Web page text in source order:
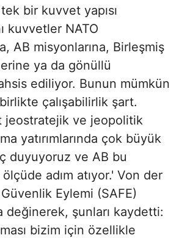
bir kuvvet yapısı
kuvvetler NATO
AB misyonlarına, Birleşmiş
ya da gönüllü
ediliyor. Bunun mümkün
çalışabilirlik şart.
jeostratejik ve jeopolitik
yatırımlarında çok büyük
duyuyoruz ve AB bu
adım atıyor.' Von der
Eylemi (SAFE)
değinerek, şunları kaydetti:
bizim için özellikle